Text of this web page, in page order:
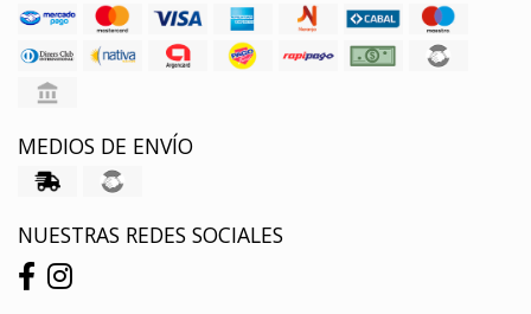
MEDIOS DE ENVÍO
NUESTRAS REDES SOCIALES